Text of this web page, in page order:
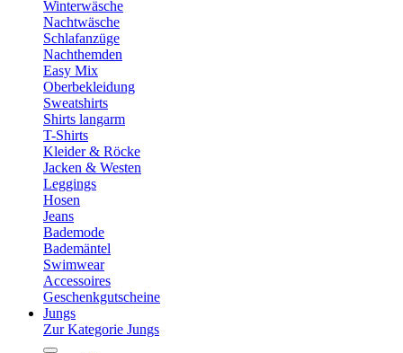
Winterwäsche
Nachtwäsche
Schlafanzüge
Nachthemden
Easy Mix
Oberbekleidung
Sweatshirts
Shirts langarm
T-Shirts
Kleider & Röcke
Jacken & Westen
Leggings
Hosen
Jeans
Bademode
Bademäntel
Swimwear
Accessoires
Geschenkgutscheine
Jungs
Zur Kategorie Jungs